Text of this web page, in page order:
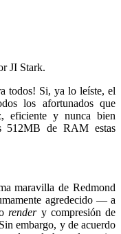
JI Stark.
todos! Si, ya lo leíste, el
los afortunados que
eficiente y nunca bien
512MB de RAM estas
maravilla de Redmond
agredecido — a
rendery compresión de
embargo, y de acuerdo